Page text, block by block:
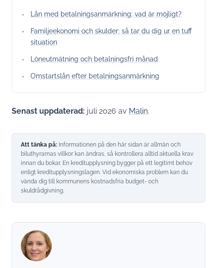
Lån med betalningsanmärkning: vad är möjligt?
Familjeekonomi och skulder: så tar du dig ur en tuff
situation
Löneutmätning och betalningsfri månad
Omstartslån efter betalningsanmärkning
Senast uppdaterad: juli 2026 av Malin.
Att tänka på: Informationen på den här sidan är allmän och
biluthyrarnas villkor kan ändras, så kontrollera alltid aktuella krav
innan du bokar. En kreditupplysning bygger på ett legitimt behov
enligt kreditupplysningslagen. Vid ekonomiska problem kan du
vända dig till kommunens kostnadsfria budget- och
skuldrådgivning.